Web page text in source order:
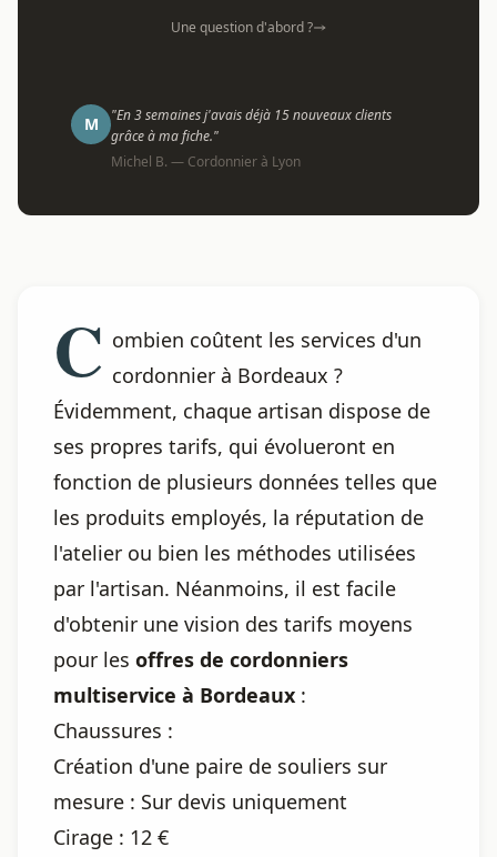
Une question d'abord ?
M
"En 3 semaines j'avais déjà 15 nouveaux clients
grâce à ma fiche."
Michel B. — Cordonnier à Lyon
C ombien coûtent les services d'un
cordonnier à Bordeaux ?
Évidemment, chaque artisan dispose de
ses propres tarifs, qui évolueront en
fonction de plusieurs données telles que
les produits employés, la réputation de
l'atelier ou bien les méthodes utilisées
par l'artisan. Néanmoins, il est facile
d'obtenir une vision des tarifs moyens
pour les offres de cordonniers
multiservice à Bordeaux :
Chaussures :
Création d'une paire de souliers sur
mesure : Sur devis uniquement
Cirage : 12 €